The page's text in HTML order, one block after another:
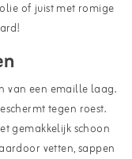
of juist met romige
van een emaille laag.
tegen roest.
gemakkelijk schoon
vetten, sappen